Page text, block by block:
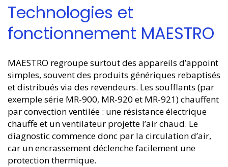
Technologies et
fonctionnement MAESTRO
MAESTRO regroupe surtout des appareils d’appoint
simples, souvent des produits génériques rebaptisés
et distribués via des revendeurs. Les soufflants (par
exemple série MR-900, MR-920 et MR-921) chauffent
par convection ventilée : une résistance électrique
chauffe et un ventilateur projette l’air chaud. Le
diagnostic commence donc par la circulation d’air,
car un encrassement déclenche facilement une
protection thermique.